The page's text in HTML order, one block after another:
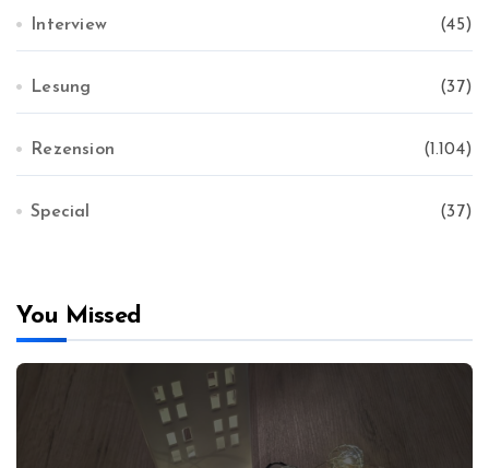
Interview (45)
Lesung (37)
Rezension (1.104)
Special (37)
You Missed